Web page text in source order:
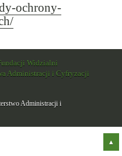
ochrony-
Administracji i
Do